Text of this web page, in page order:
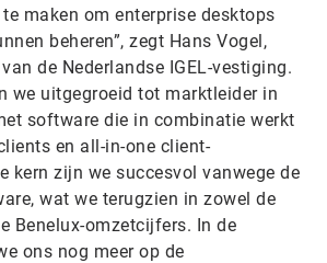
maken om enterprise desktops
beheren”, zegt Hans Vogel,
de Nederlandse IGEL-vestiging.
we uitgegroeid tot marktleider in
software die in combinatie werkt
en all-in-one client-
kern zijn we succesvol vanwege de
wat we terugzien in zowel de
Benelux-omzetcijfers. In de
ons nog meer op de